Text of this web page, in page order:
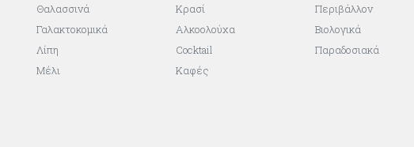
Θαλασσινά
Γαλακτοκομικά
Λίπη
Μέλι
Κρασί
Αλκοολούχα
Cocktail
Καφές
Περιβάλλον
Βιολογικά
Παραδοσιακά